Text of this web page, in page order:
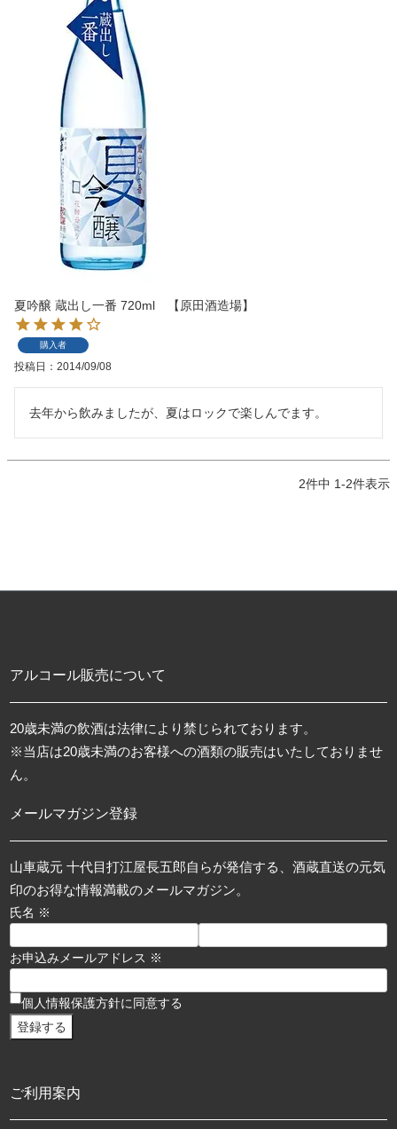
夏吟醸 蔵出し一番 720ml 【原田酒造場】
購入者
投稿日 2014/09/08
去年から飲みましたが、夏はロックで楽しんでます。
2件中 1-2件表示
アルコール販売について
20歳未満の飲酒は法律により禁じられております。
※当店は20歳未満のお客様への酒類の販売はいたしておりませ
ん。
メールマガジン登録
山車蔵元 十代目打江屋長五郎自らが発信する、酒蔵直送の元気
印のお得な情報満載のメールマガジン。
氏名 ※
お申込みメールアドレス ※
個人情報保護方針に同意する
ご利用案内